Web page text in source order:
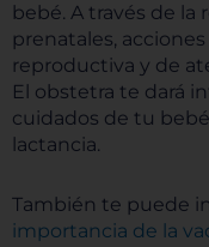
bebé. A través de la
prenatales,
reproductiva y de
El obstetra te dará
cuidados de tu
lactancia.
También te puede
importancia de la